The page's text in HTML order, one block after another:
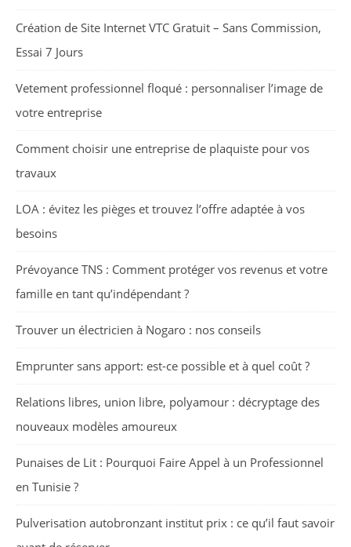
Création de Site Internet VTC Gratuit – Sans Commission,
Essai 7 Jours
Vetement professionnel floqué : personnaliser l’image de
votre entreprise
Comment choisir une entreprise de plaquiste pour vos
travaux
LOA : évitez les pièges et trouvez l’offre adaptée à vos
besoins
Prévoyance TNS : Comment protéger vos revenus et votre
famille en tant qu’indépendant ?
Trouver un électricien à Nogaro : nos conseils
Emprunter sans apport: est-ce possible et à quel coût ?
Relations libres, union libre, polyamour : décryptage des
nouveaux modèles amoureux
Punaises de Lit : Pourquoi Faire Appel à un Professionnel
en Tunisie ?
Pulverisation autobronzant institut prix : ce qu’il faut savoir